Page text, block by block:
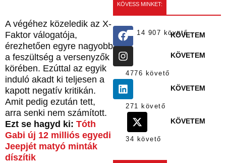
A végéhez közeledik az X-
Faktor válogatója,
érezhetően egyre nagyobb
a feszültség a versenyzők
körében. Ezúttal az egyik
induló akadt ki teljesen a
kapott negatív kritikán.
Amit pedig ezután tett,
arra senki nem számított.
Ezt se hagyd ki: Tóth
Gabi új 12 milliós egyedi
Jeepjét matyó minták
díszítik
KÖVESS MINKET:
14 907 követőKÖVETEM
4776 követő
KÖVETEM
271 követő
KÖVETEM
34 követő
KÖVETEM